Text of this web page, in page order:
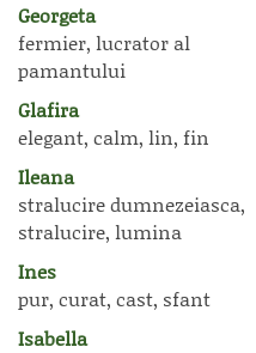
Georgeta
fermier, lucrator al
pamantului
Glafira
elegant, calm, lin, fin
Ileana
stralucire dumnezeiasca,
stralucire, lumina
Ines
pur, curat, cast, sfant
Isabella